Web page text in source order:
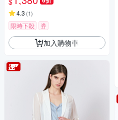
4.3 (1)
限時下殺 券
加入購物車